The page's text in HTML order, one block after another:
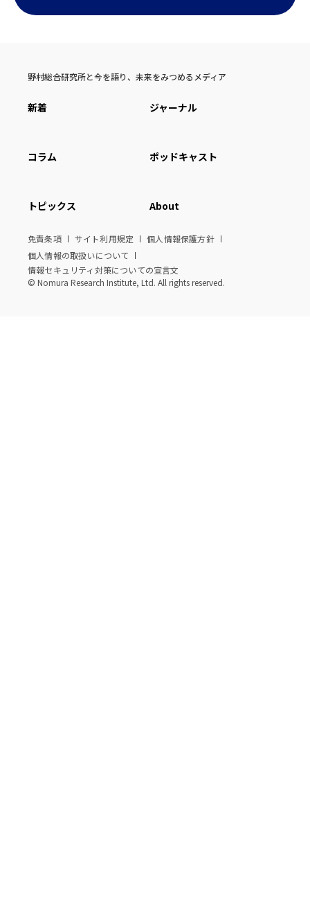
野村総合研究所と今を語り、未来をみつめるメディア
新着 ジャーナル
コラム ポッドキャスト
トピックス About
免責条項 サイト利用規定
個人情報保護方針
個人情報の取扱いについて
情報セキュリティ対策についての宣言文
© Nomura Research Institute, Ltd. All rights reserved.